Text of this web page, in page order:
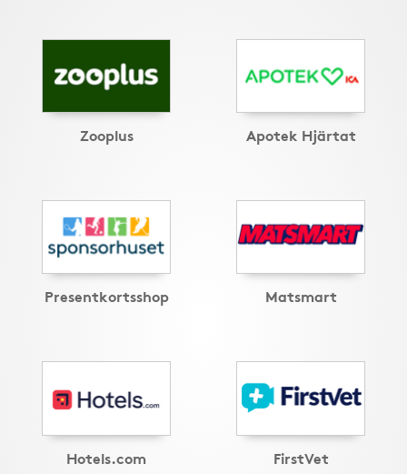
Zooplus Apotek Hjärtat
Presentkortsshop Matsmart
Hotels.com FirstVet